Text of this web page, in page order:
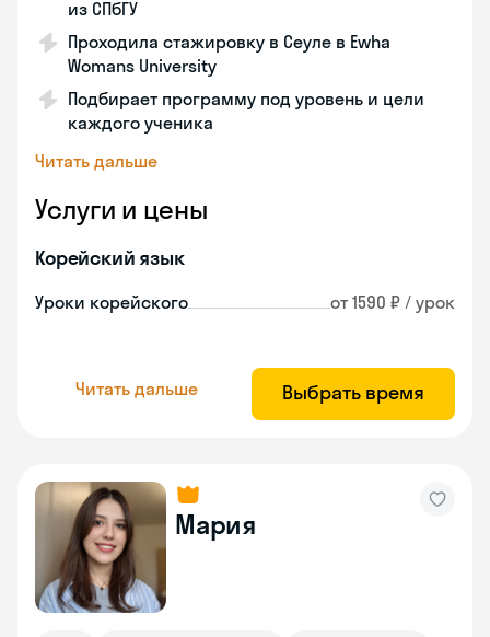
из СПбГУ
Проходила стажировку в Сеуле в Ewha
Womans University
Подбирает программу под уровень и цели
каждого ученика
Читать дальше
Услуги и цены
Корейский язык
Уроки корейского от 1590 ₽ / урок
Читать дальше Выбрать время
Мария